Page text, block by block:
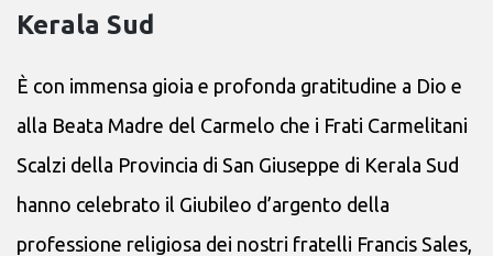
Kerala Sud
È con immensa gioia e profonda gratitudine a Dio e
alla Beata Madre del Carmelo che i Frati Carmelitani
Scalzi della Provincia di San Giuseppe di Kerala Sud
hanno celebrato il Giubileo d’argento della
professione religiosa dei nostri fratelli Francis Sales,